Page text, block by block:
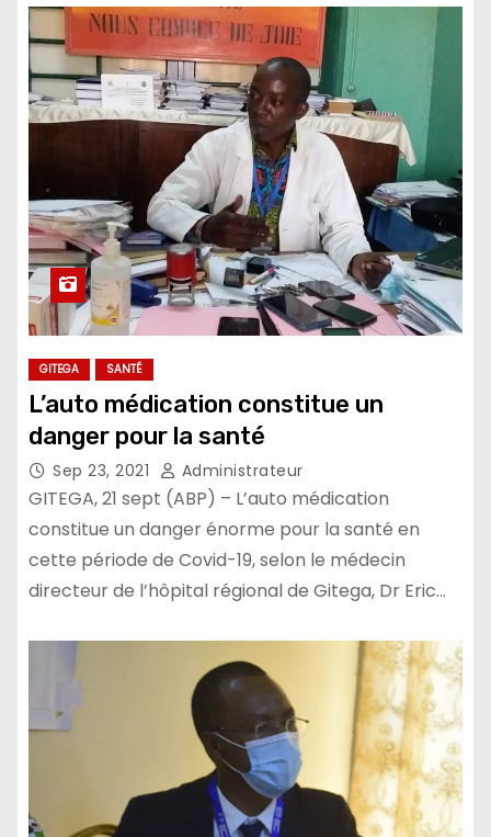
GITEGA SANTÉ
L’auto médication constitue un
danger pour la santé
Sep 23, 2021 Administrateur
GITEGA, 21 sept (ABP) – L’auto médication
constitue un danger énorme pour la santé en
cette période de Covid-19, selon le médecin
directeur de l’hôpital régional de Gitega, Dr Eric…